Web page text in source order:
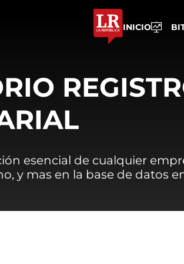
INICIO
esencial de cualquier
y mas en la base de datos